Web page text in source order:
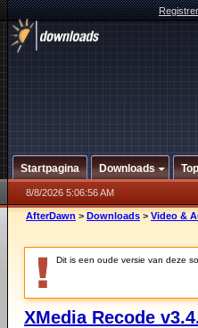
Startpagina Downloads
8/8/2026 5:06:56 AM
AfterDawn > Downloads > Video &
Dit is een oude versie van deze
XMedia Recode